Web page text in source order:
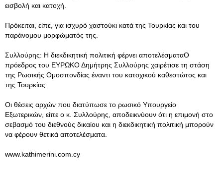
εισβολή και κατοχή.
Πρόκειται, είπε, για ισχυρό χαστούκι κατά της Τουρκίας και του
παράνομου μορφώματός της.
Συλλούρης: Η διεκδικητική πολιτική φέρνει αποτελέσματαΟ
πρόεδρος του ΕΥΡΩΚΟ Δημήτρης Συλλούρης χαιρέτισε τη στάση
της Ρωσικής Ομοσπονδίας έναντι του κατοχικού καθεστώτος και
της Τουρκίας.
Οι θέσεις αρχών που διατύπωσε το ρωσικό Υπουργείο
Εξωτερικών, είπε ο κ. Συλλούρης, αποδεικνύουν ότι η επιμονή στο
σεβασμό του διεθνούς δικαίου και η διεκδικητική πολιτική μπορούν
να φέρουν θετικά αποτελέσματα.
www.kathimerini.com.cy